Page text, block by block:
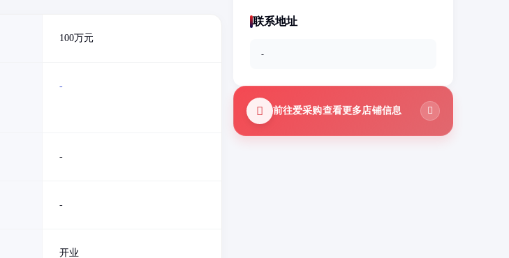
100万元
-
-
-
开业
联系地址
-
前往爱采购查看更多店铺信息